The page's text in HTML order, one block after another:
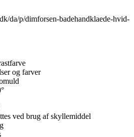
da/p/dimforsen-badehandklaede-hvid-
og farver
ved brug af skyllemiddel